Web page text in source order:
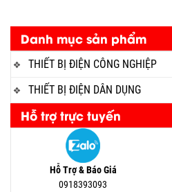
Danh mục sản phẩm
THIẾT BỊ ĐIỆN CÔNG NGHIỆP
THIẾT BỊ ĐIỆN DÂN DỤNG
Hỗ trợ trực tuyến
Hỗ Trợ & Báo Giá
0918393093